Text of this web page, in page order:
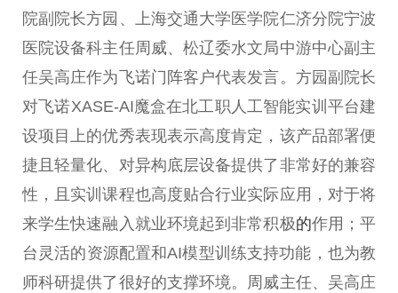
院副院长方园、上海交通大学医学院仁济分院宁波
医院设备科主任周威、松辽委水文局中游中心副主
任吴高庄作为飞诺门阵客户代表发言。方园副院长
对飞诺XASE-AI魔盒在北工职人工智能实训平台建
设项目上的优秀表现表示高度肯定，该产品部署便
捷且轻量化、对异构底层设备提供了非常好的兼容
性，且实训课程也高度贴合行业实际应用，对于将
来学生快速融入就业环境起到非常积极的作用；平
台灵活的资源配置和AI模型训练支持功能，也为教
师科研提供了很好的支撑环境。周威主任、吴高庄